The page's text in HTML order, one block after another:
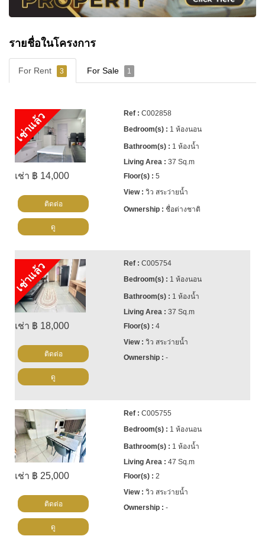
💬 LINE ID: @cornerstonepattaya
📧info@cornerstone.co.th
🌐 www.cornerstone.co.th
▶️ YouTube:
https://www.youtube.com/@CornerstoneRealEstate
▶️ Facebook:
https://www.facebook.com/
https://www.instagram.com/cornerstonepattaya/
รายชื่อในโครงการ
For Rent 3 For Sale 1
เช่าแล้ว
เช่า ฿ 14,000
C002858
1 ห้องนอน
1 ห้องน้ำ
37 Sq.m
5
วิว สระว่ายน้ำ
ชื่อต่างชาติ
ติดต่อ
ดู
เช่าแล้ว
เช่า ฿ 18,000
C005754
1 ห้องนอน
1 ห้องน้ำ
37 Sq.m
4
วิว สระว่ายน้ำ
-
ติดต่อ
ดู
เช่า ฿ 25,000
C005755
1 ห้องนอน
1 ห้องน้ำ
47 Sq.m
2
วิว สระว่ายน้ำ
-
ติดต่อ
ดู